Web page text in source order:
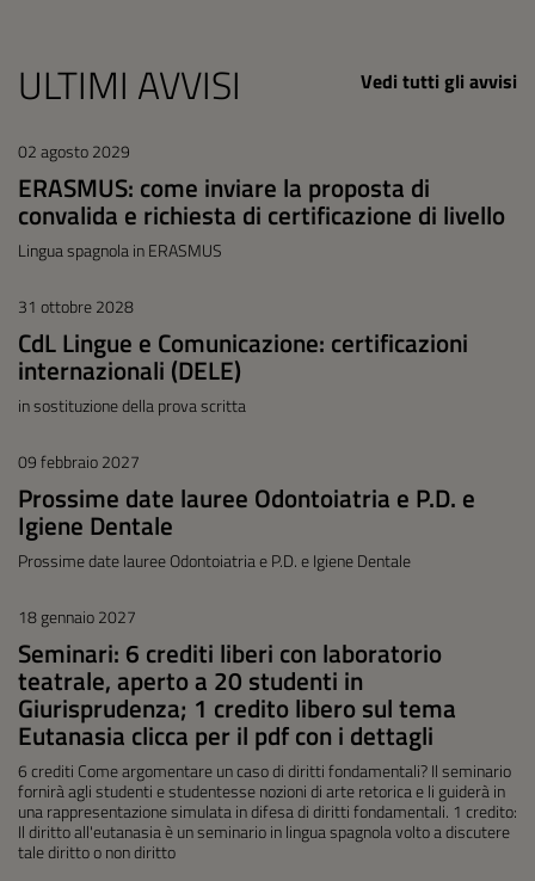
ULTIMI AVVISI Vedi tutti gli avvisi
02 agosto 2029
ERASMUS: come inviare la proposta di
convalida e richiesta di certificazione di livello
Lingua spagnola in ERASMUS
31 ottobre 2028
CdL Lingue e Comunicazione: certificazioni
internazionali (DELE)
in sostituzione della prova scritta
09 febbraio 2027
Prossime date lauree Odontoiatria e P.D. e
Igiene Dentale
Prossime date lauree Odontoiatria e P.D. e Igiene Dentale
18 gennaio 2027
Seminari: 6 crediti liberi con laboratorio
teatrale, aperto a 20 studenti in
Giurisprudenza; 1 credito libero sul tema
Eutanasia clicca per il pdf con i dettagli
6 crediti Come argomentare un caso di diritti fondamentali? Il seminario
fornirà agli studenti e studentesse nozioni di arte retorica e li guiderà in
una rappresentazione simulata in difesa di diritti fondamentali. 1 credito:
Il diritto all'eutanasia è un seminario in lingua spagnola volto a discutere
tale diritto o non diritto